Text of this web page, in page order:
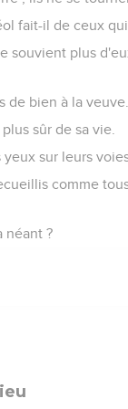
fait-il de ceux
souvient plus
de bien à la
sûr de sa vie.
sur leurs
comme
néant ?